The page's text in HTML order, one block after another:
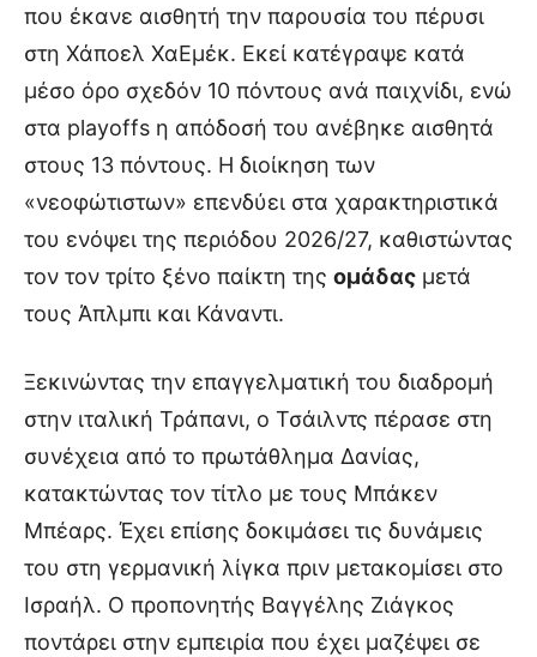
που έκανε αισθητή την παρουσία του πέρυσι
στη Χάποελ ΧαΕμέκ. Εκεί κατέγραψε κατά
μέσο όρο σχεδόν 10 πόντους ανά παιχνίδι, ενώ
στα playoffs η απόδοσή του ανέβηκε αισθητά
στους 13 πόντους. Η διοίκηση των
«νεοφώτιστων» επενδύει στα χαρακτηριστικά
του ενόψει της περιόδου 2026/27, καθιστώντας
τον τον τρίτο ξένο παίκτη της ομάδας μετά
τους Άπλμπι και Κάναντι.
Ξεκινώντας την επαγγελματική του διαδρομή
στην ιταλική Τράπανι, ο Τσάιλντς πέρασε στη
συνέχεια από το πρωτάθλημα Δανίας,
κατακτώντας τον τίτλο με τους Μπάκεν
Μπέαρς. Έχει επίσης δοκιμάσει τις δυνάμεις
του στη γερμανική λίγκα πριν μετακομίσει στο
Ισραήλ. Ο προπονητής Βαγγέλης Ζιάγκος
ποντάρει στην εμπειρία που έχει μαζέψει σε